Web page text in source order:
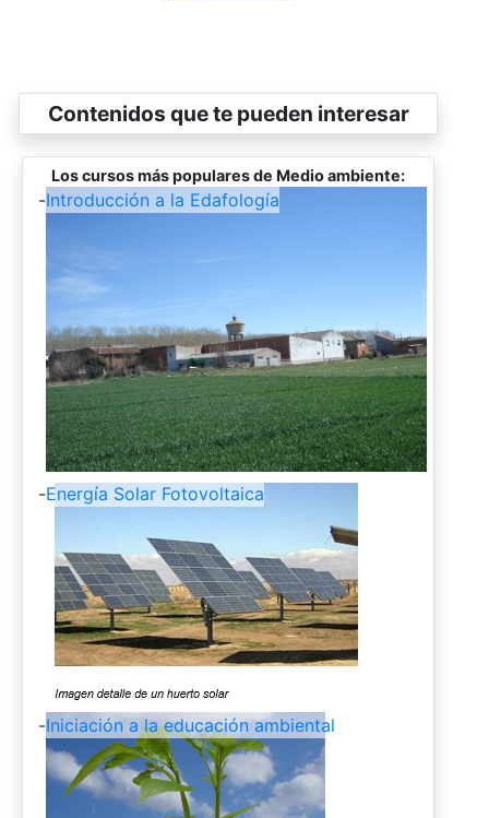
Contenidos que te pueden interesar
Los cursos más populares de Medio ambiente:
-Introducción a la Edafología
-Energía Solar Fotovoltaica
-Iniciación a la educación ambiental